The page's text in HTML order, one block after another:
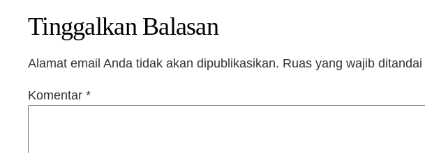
Tinggalkan Balasan
Alamat email Anda tidak akan dipublikasikan. Ruas yang wajib ditandai
Komentar *